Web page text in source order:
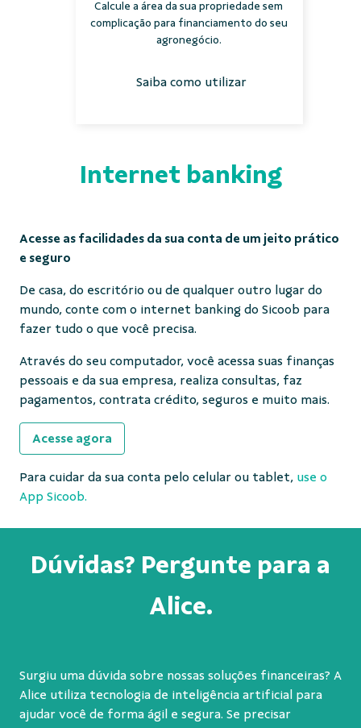
Calcule a área da sua propriedade sem
complicação para financiamento do seu
agronegócio.
Saiba como utilizar
Internet banking
Acesse as facilidades da sua conta de um jeito prático
e seguro
De casa, do escritório ou de qualquer outro lugar do
mundo, conte com o internet banking do Sicoob para
fazer tudo o que você precisa.
Através do seu computador, você acessa suas finanças
pessoais e da sua empresa, realiza consultas, faz
pagamentos, contrata crédito, seguros e muito mais.
Acesse agora
Para cuidar da sua conta pelo celular ou tablet, use o
App Sicoob.
Dúvidas? Pergunte para a
Alice.
Surgiu uma dúvida sobre nossas soluções financeiras? A
Alice utiliza tecnologia de inteligência artificial para
ajudar você de forma ágil e segura. Se precisar